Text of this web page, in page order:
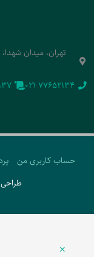
تهران، میدان
‭021 77652134‬
حساب کاربری من
طراحی